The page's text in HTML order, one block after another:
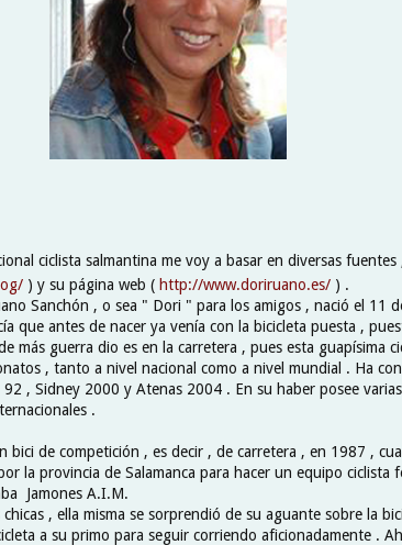
ciclista salmantina me voy a basar en diversas
) y su página web ( http://www.doriruano.es/ ) .
Sanchón , o sea " Dori " para los amigos , nació el 11
que antes de nacer ya venía con la bicicleta puesta ,
más guerra dio es en la carretera , pues esta guapísima
, tanto a nivel nacional como a nivel mundial . Ha
92 , Sidney 2000 y Atenas 2004 . En su haber posee
.
bici de competición , es decir , de carretera , en 1987 ,
la provincia de Salamanca para hacer un equipo ciclista
Jamones A.I.M.
, ella misma se sorprendió de su aguante sobre la
a su primo para seguir corriendo aficionadamente .